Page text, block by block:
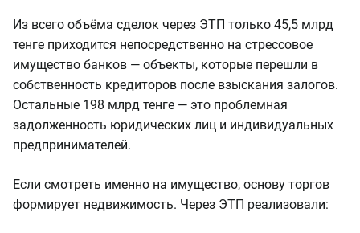
Из всего объёма сделок через ЭТП только 45,5 млрд
тенге приходится непосредственно на стрессовое
имущество банков — объекты, которые перешли в
собственность кредиторов после взыскания залогов.
Остальные 198 млрд тенге — это проблемная
задолженность юридических лиц и индивидуальных
предпринимателей.
Если смотреть именно на имущество, основу торгов
формирует недвижимость. Через ЭТП реализовали: